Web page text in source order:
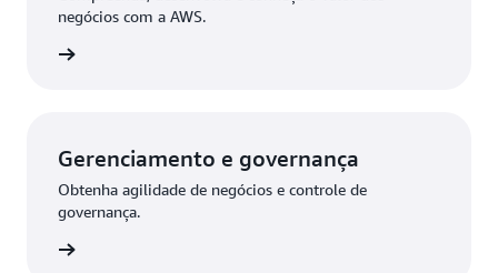
negócios com a AWS.
Gerenciamento e governança
Obtenha agilidade de negócios e controle de
governança.